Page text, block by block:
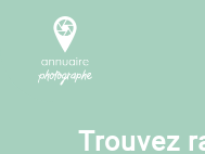
Trouvez